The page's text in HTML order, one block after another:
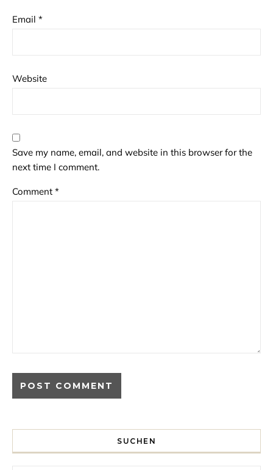
Email *
Website
Save my name, email, and website in this browser for the
next time I comment.
Comment *
SUCHEN